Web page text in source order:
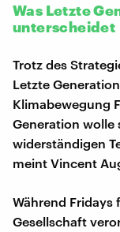
Was Letzte
unterscheidet
Trotz des
Letzte
Klimabewegung
Generation wolle
widerständigen
meint Vincent
Während Fridays
Gesellschaft